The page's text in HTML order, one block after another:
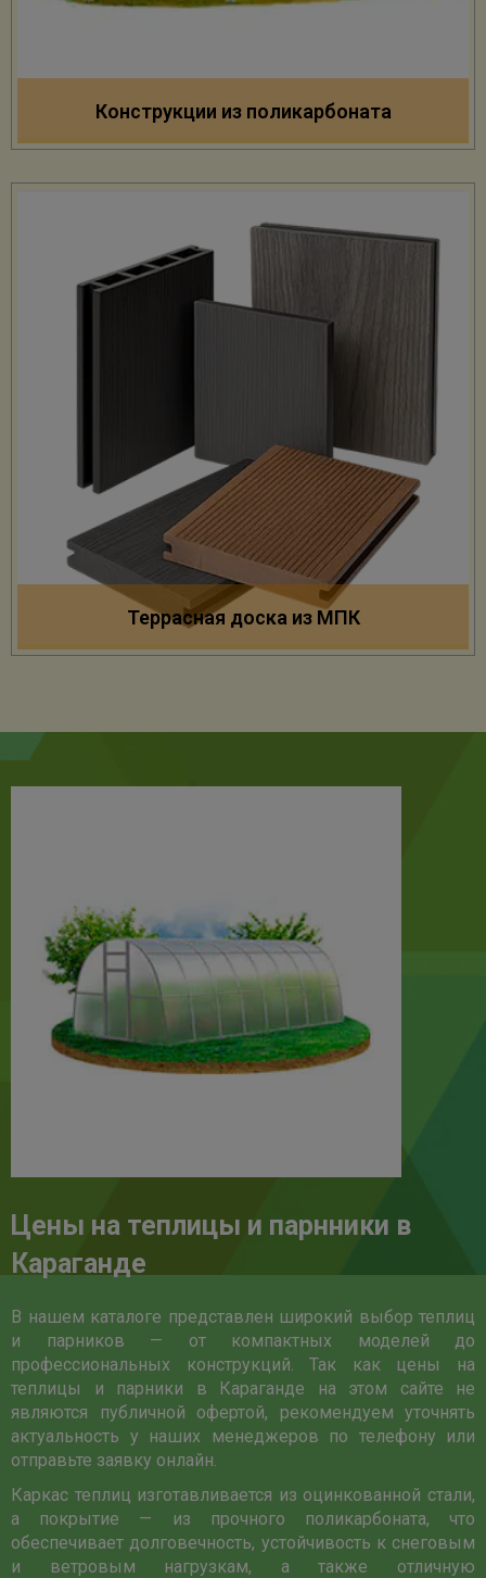
Конструкции из поликарбоната
Террасная доска из МПК
Цены на теплицы и парнники в
Караганде
В нашем каталоге представлен широкий выбор теплиц
и парников — от компактных моделей до
профессиональных конструкций. Так как цены на
теплицы и парники в Караганде на этом сайте не
являются публичной офертой, рекомендуем уточнять
актуальность у наших менеджеров по телефону или
отправьте заявку онлайн.
Каркас теплиц изготавливается из оцинкованной стали,
а покрытие — из прочного поликарбоната, что
обеспечивает долговечность, устойчивость к снеговым
и ветровым нагрузкам, а также отличную